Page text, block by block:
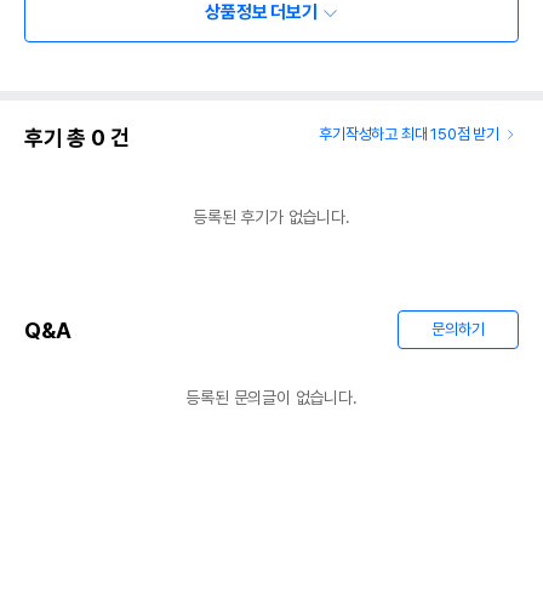
상품정보 더보기
후기 총 0 건 후기작성하고 최대 150점 받기
등록된 후기가 없습니다.
Q&A 문의하기
등록된 문의글이 없습니다.